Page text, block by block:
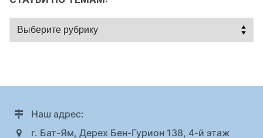
Статьи
по
Наш адрес:
г. Бат-Ям, Дерех Бен-Гурион 138, 4-й этаж